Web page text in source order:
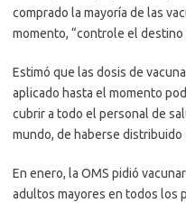
comprado la mayoría de las
momento, “controle el
Estimó que las dosis de
aplicado hasta el momento
cubrir a todo el personal de
mundo, de haberse distribuido
En enero, la OMS pidió
adultos mayores en todos los